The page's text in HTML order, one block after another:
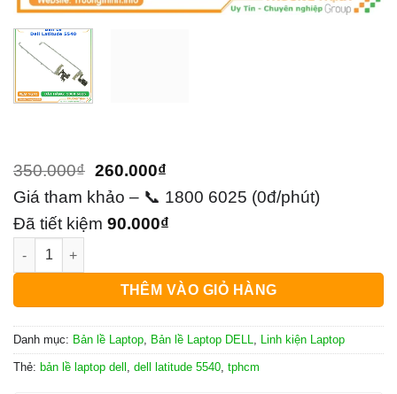
350.000₫ Giá
gốc
là:
260.000₫Giá
hiện
tại
260.000₫.
Giá tham khảo – 📞 1800 6025 (0đ/phút)
Đã tiết kiệm 90.000₫
Bản Lề Laptop Dell Latitude 5540 số lượng
THÊM VÀO GIỎ HÀNG
Danh mục: Bản lề Laptop Bản lề Laptop DELL Linh kiện Laptop
Thẻ: bản lề laptop dell dell latitude 5540 tphcm